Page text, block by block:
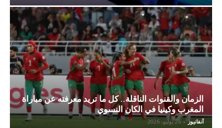
الزمان والقنوات الناقلة.. كل ما تريد معرفته عن مباراة
المغرب وكينيا في الكان النسوي
آنفانيوز - 26 يوليو، 2026